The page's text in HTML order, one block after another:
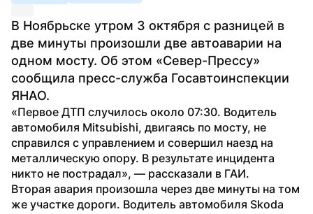
В Ноябрьске утром 3 октября с разницей в
две минуты произошли две автоаварии на
одном мосту. Об этом «Север-Прессу»
сообщила пресс-служба Госавтоинспекции
ЯНАО.
«Первое ДТП случилось около 07:30. Водитель
автомобиля Mitsubishi, двигаясь по мосту, не
справился с управлением и совершил наезд на
металлическую опору. В результате инцидента
никто не пострадал», — рассказали в ГАИ.
Вторая авария произошла через две минуты на том
же участке дороги. Водитель автомобиля Skoda